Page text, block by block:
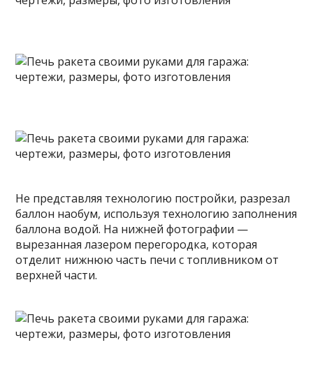
Не представляя технологию постройки, разрезал
баллон наобум, используя технологию заполнения
баллона водой. На нижней фотографии —
вырезанная лазером перегородка, которая
отделит нижнюю часть печи с топливником от
верхней части.